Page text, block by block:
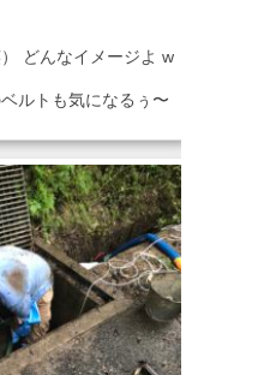
どんなイメージよ w
ルトも気になるぅ〜